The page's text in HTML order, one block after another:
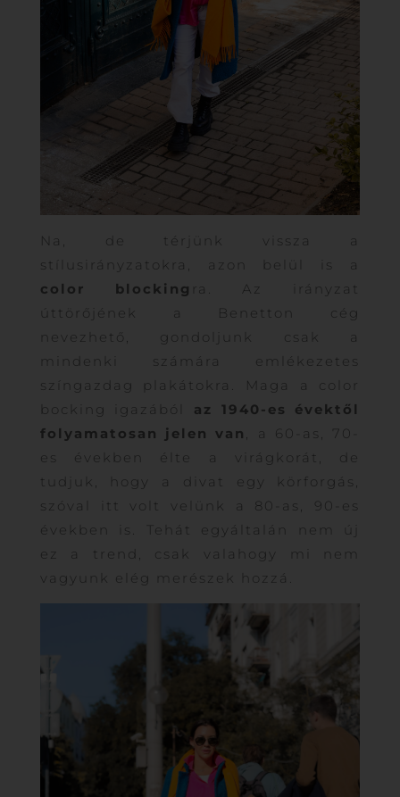
Na, de térjünk vissza a
stílusirányzatokra, azon belül is a
color blocking
ra. Az irányzat
úttörőjének a Benetton cég
nevezhető, gondoljunk csak a
mindenki számára emlékezetes
színgazdag plakátokra. Maga a color
bocking igazából az 1940-es évektől
folyamatosan jelen van , a 60-as, 70-
es években élte a virágkorát, de
tudjuk, hogy a divat egy körforgás,
szóval itt volt velünk a 80-as, 90-es
években is. Tehát egyáltalán nem új
ez a trend, csak valahogy mi nem
vagyunk elég merészek hozzá.